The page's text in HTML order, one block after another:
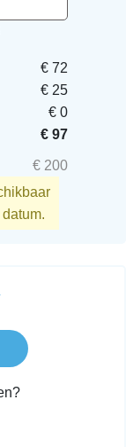
€ 72
€ 25
€ 0
€ 97
€ 200